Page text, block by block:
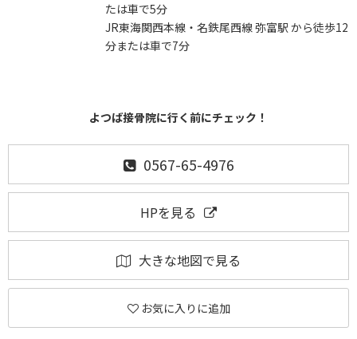
たは車で5分
JR東海関西本線・名鉄尾西線 弥富駅 から徒歩12
分または車で7分
よつば接骨院に行く前にチェック！
0567-65-4976
HPを見る
大きな地図で見る
お気に入りに追加